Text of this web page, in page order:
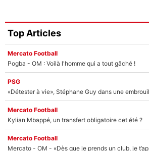
Top Articles
Mercato Football
Pogba - OM : Voilà l'homme qui a tout gâché !
PSG
«Détester à vie», Stéphane Guy dans une
Mercato Football
Kylian Mbappé, un transfert obligatoire cet été ?
Mercato Football